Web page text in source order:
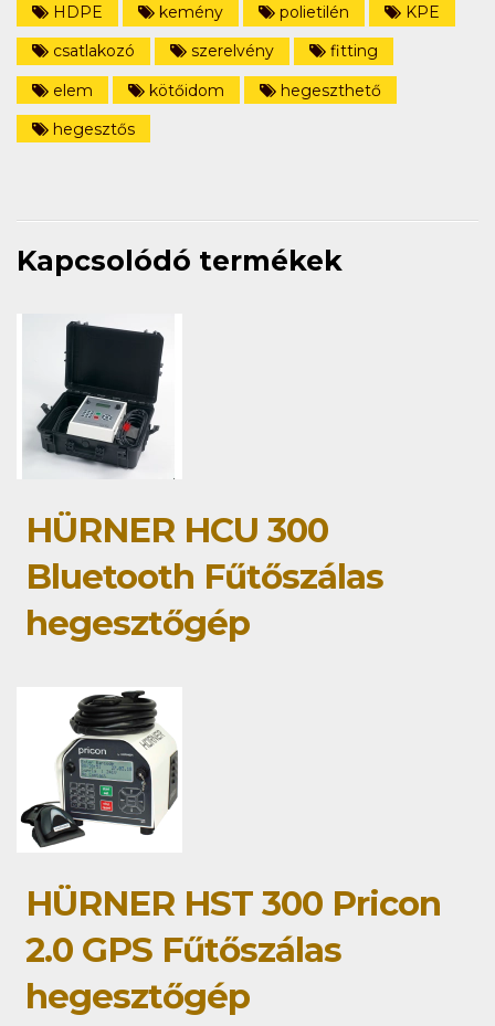
HDPE
kemény polietilén
KPE
csatlakozó
szerelvény
fitting
elem
kötőidom
hegeszthető
hegesztős
Kapcsolódó termékek
HÜRNER HCU 300
Bluetooth Fűtőszálas
hegesztőgép
HÜRNER HST 300 Pricon
2.0 GPS Fűtőszálas
hegesztőgép